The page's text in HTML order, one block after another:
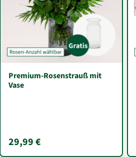
Premium-Rosenstrauß mit
Vase
29,99 €